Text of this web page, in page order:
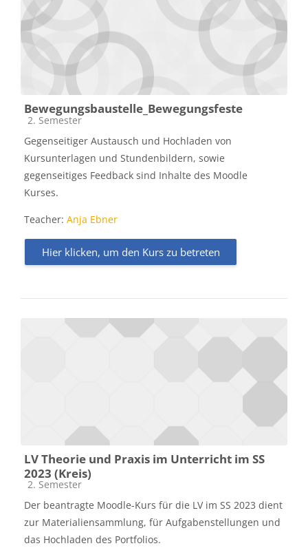
Bewegungsbaustelle_Bewegungsfeste
Kursbereich
2. Semester
Gegenseitiger Austausch und Hochladen von
Kursunterlagen und Stundenbildern, sowie
gegenseitiges Feedback sind Inhalte des Moodle
Kurses.
Teacher: Anja Ebner
Hier klicken, um den Kurs zu betreten
LV Theorie und Praxis im Unterricht im SS
2023 (Kreis)
Kursbereich
2. Semester
Der beantragte Moodle-Kurs für die LV im SS 2023 dient
zur Materialiensammlung, für Aufgabenstellungen und
das Hochladen des Portfolios.